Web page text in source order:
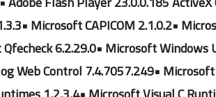
Microsoft CAPICOM 2.1.0.2•
6.2.29.0• Microsoft Windows
Web Control 7.4.7057.249•